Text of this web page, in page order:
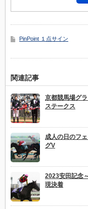
PinPoint １点サイン
関連記事
京都競馬場グ
ステークス
成人の日のフ
グV
2023安田記念
現決着